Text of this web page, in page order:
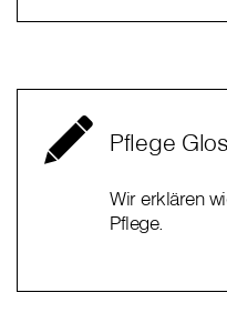
Pflege
Wir erklären
Pflege.